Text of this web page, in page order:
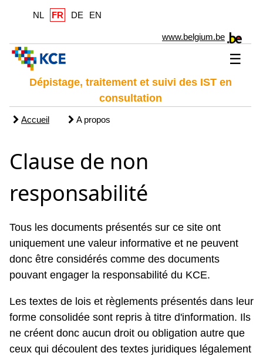
NL FR DE EN
www.belgium.be
☰
Dépistage, traitement et suivi des IST en
consultation
Accueil A propos
Clause de non
responsabilité
Tous les documents présentés sur ce site ont
uniquement une valeur informative et ne peuvent
donc être considérés comme des documents
pouvant engager la responsabilité du KCE.
Les textes de lois et règlements présentés dans leur
forme consolidée sont repris à titre d'information. Ils
ne créent donc aucun droit ou obligation autre que
ceux qui découlent des textes juridiques légalement